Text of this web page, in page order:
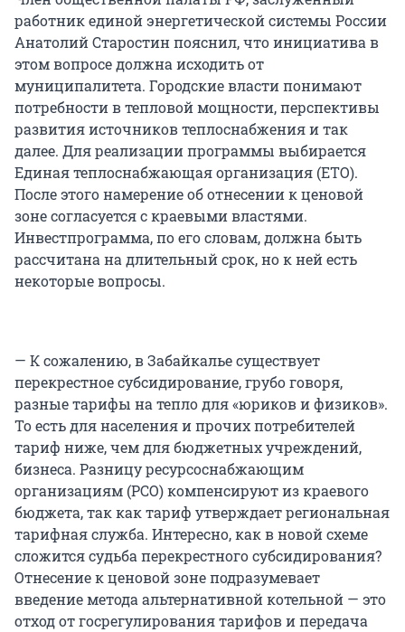
работник единой энергетической системы России
Анатолий Старостин пояснил, что инициатива в
этом вопросе должна исходить от
муниципалитета. Городские власти понимают
потребности в тепловой мощности, перспективы
развития источников теплоснабжения и так
далее. Для реализации программы выбирается
Единая теплоснабжающая организация (ЕТО).
После этого намерение об отнесении к ценовой
зоне согласуется с краевыми властями.
Инвестпрограмма, по его словам, должна быть
рассчитана на длительный срок, но к ней есть
некоторые вопросы.
— К сожалению, в Забайкалье существует
перекрестное субсидирование, грубо говоря,
разные тарифы на тепло для «юриков и физиков».
То есть для населения и прочих потребителей
тариф ниже, чем для бюджетных учреждений,
бизнеса. Разницу ресурсоснабжающим
организациям (РСО) компенсируют из краевого
бюджета, так как тариф утверждает региональная
тарифная служба. Интересно, как в новой схеме
сложится судьба перекрестного субсидирования?
Отнесение к ценовой зоне подразумевает
введение метода альтернативной котельной — это
отход от госрегулирования тарифов и передача